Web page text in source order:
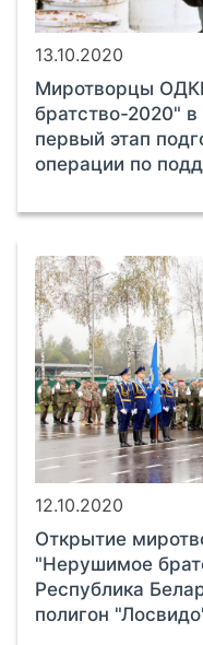
13.10.2020
Миротворцы
братство-2020"
первый этап
операции по
12.10.2020
Открытие
"Нерушимое
Республика
полигон